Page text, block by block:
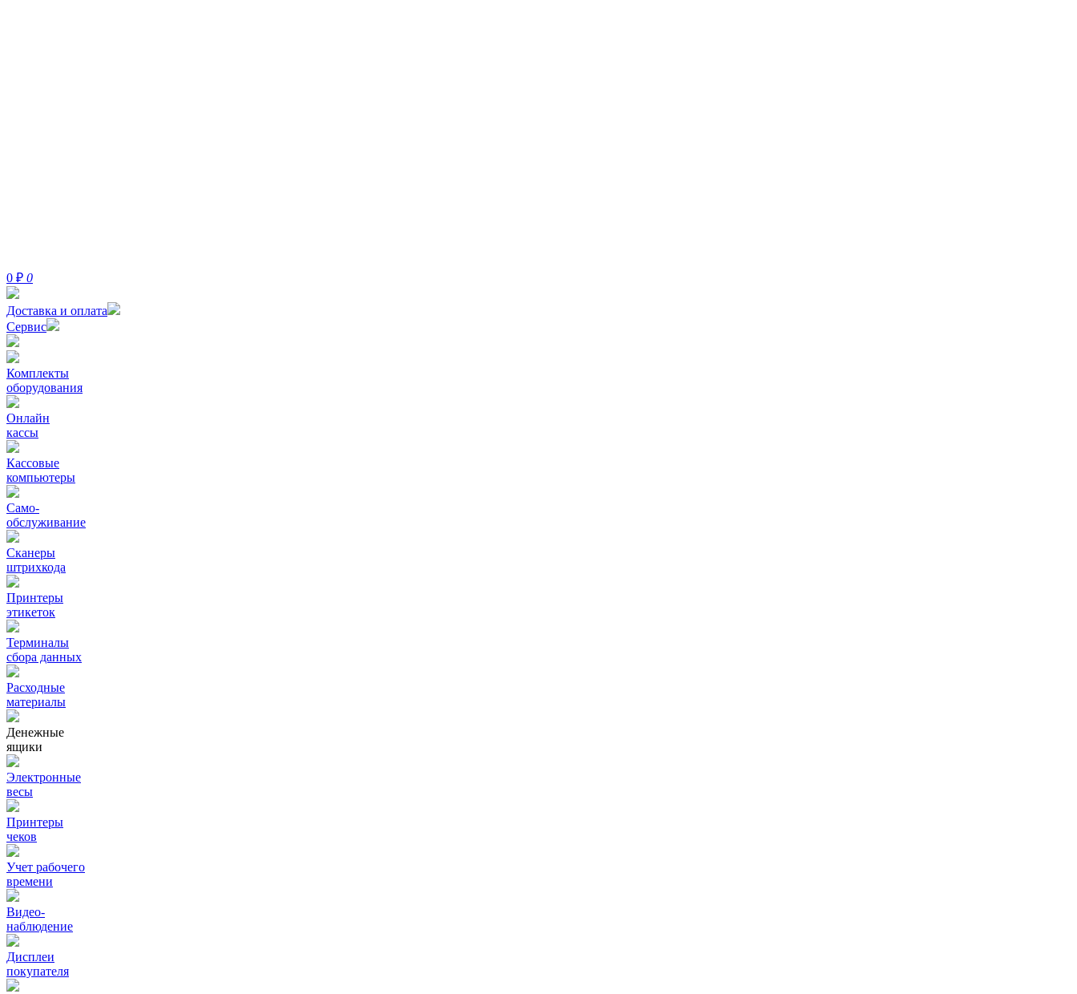
0 ₽ 0
Доставка и оплата
Сервис
Комплекты
оборудования
Онлайн
кассы
Кассовые
компьютеры
Само-
обслуживание
Сканеры
штрихкода
Принтеры
этикеток
Терминалы
сбора данных
Расходные
материалы
Денежные
ящики
Электронные
весы
Принтеры
чеков
Учет рабочего
времени
Видео‑
наблюдение
Дисплеи
покупателя